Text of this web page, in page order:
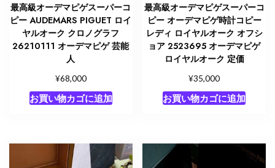
最高級オーデマピゲスーパーコ
ピー AUDEMARS PIGUET ロイ
ヤルオーク クロノグラフ
26210111 オーデマピゲ 芸能
人
¥68,000
お買い物カゴに追加
最高級オーデマピゲスーパーコ
ピー オーデマピゲ時計コピー
レディ ロイヤルオーク オフシ
ョア 2523695 オーデマピゲ
ロイヤルオーク 定価
¥35,000
お買い物カゴに追加